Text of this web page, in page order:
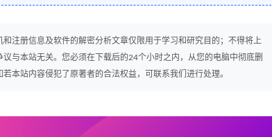
注册信息及软件的解密分析文章仅限用于学习和研究目的；不得将上
与本站无关。您必须在下载后的24个小时之内，从您的电脑中彻底删
本站内容侵犯了原著者的合法权益，可联系我们进行处理。